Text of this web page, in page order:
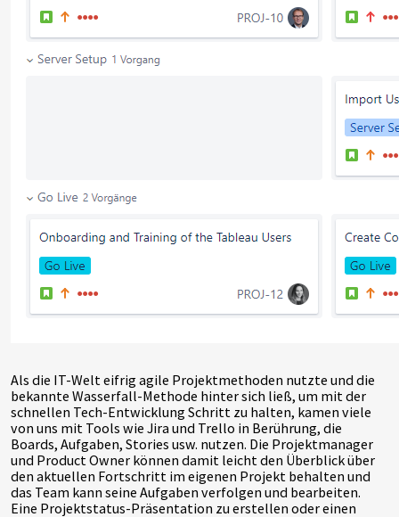
Als die IT-Welt eifrig agile Projektmethoden nutzte und die
bekannte Wasserfall-Methode hinter sich ließ, um mit der
schnellen Tech-Entwicklung Schritt zu halten, kamen viele
von uns mit Tools wie Jira und Trello in Berührung, die
Boards, Aufgaben, Stories usw. nutzen. Die Projektmanager
und Product Owner können damit leicht den Überblick über
den aktuellen Fortschritt im eigenen Projekt behalten und
das Team kann seine Aufgaben verfolgen und bearbeiten.
Eine Projektstatus-Präsentation zu erstellen oder einen